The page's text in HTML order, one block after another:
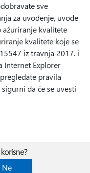
sve
za uvođenje, uvode
ažuriranje kvalitete
kvalitete koje se
iz travnja 2017. i
Internet Explorer
pravila
da će se uvesti
Ne